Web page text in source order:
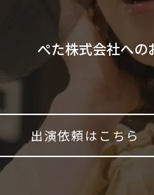
ぺた株式会社へ
出演依頼はこちら